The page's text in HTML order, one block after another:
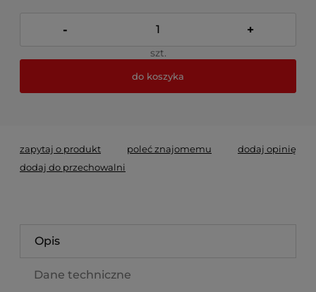
- +
szt.
do koszyka
zapytaj o produkt poleć znajomemu
dodaj opinię
dodaj do przechowalni
Opis
Dane techniczne